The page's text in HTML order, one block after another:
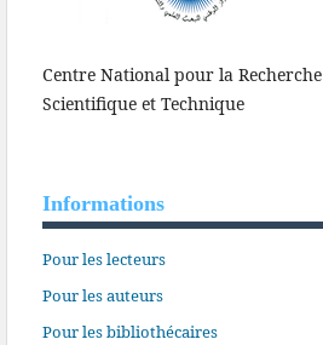
Centre National pour la Recherche
Scientifique et Technique
Informations
Pour les lecteurs
Pour les auteurs
Pour les bibliothécaires